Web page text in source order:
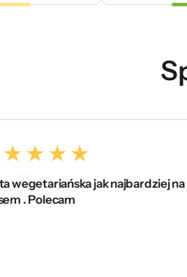
jak najbardziej na 5 z